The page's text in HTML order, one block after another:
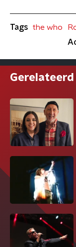
Tags the who
Gerelateerd